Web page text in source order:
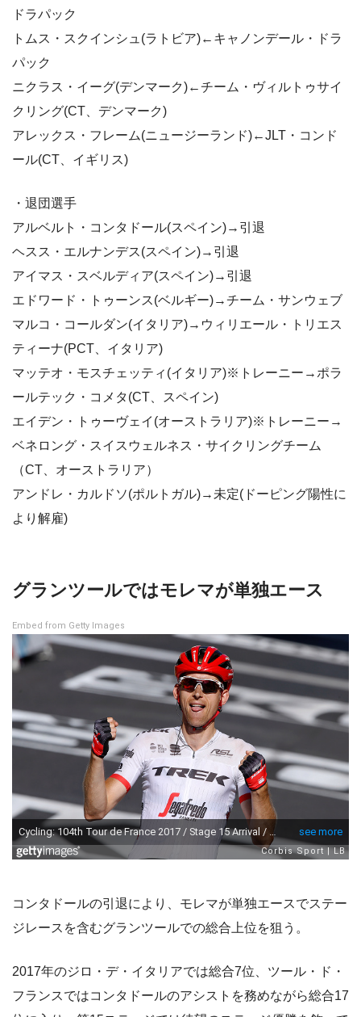
ドラパック
トムス・スクインシュ(ラトビア)←キャノンデール・ドラ
パック
ニクラス・イーグ(デンマーク)←チーム・ヴィルトゥサイ
クリング(CT、デンマーク)
アレックス・フレーム(ニュージーランド)←JLT・コンド
ール(CT、イギリス)
・退団選手
アルベルト・コンタドール(スペイン)→引退
ヘスス・エルナンデス(スペイン)→引退
アイマス・スベルディア(スペイン)→引退
エドワード・トゥーンス(ベルギー)→チーム・サンウェブ
マルコ・コールダン(イタリア)→ウィリエール・トリエス
ティーナ(PCT、イタリア)
マッテオ・モスチェッティ(イタリア)※トレーニー→ポラ
ールテック・コメタ(CT、スペイン)
エイデン・トゥーヴェイ(オーストラリア)※トレーニー→
ベネロング・スイスウェルネス・サイクリングチーム
（CT、オーストラリア）
アンドレ・カルドソ(ポルトガル)→未定(ドーピング陽性に
より解雇)
グランツールではモレマが単独エース
Embed from Getty Images
コンタドールの引退により、モレマが単独エースでステー
ジレースを含むグランツールでの総合上位を狙う。
2017年のジロ・デ・イタリアでは総合7位、ツール・ド・
フランスではコンタドールのアシストを務めながら総合17